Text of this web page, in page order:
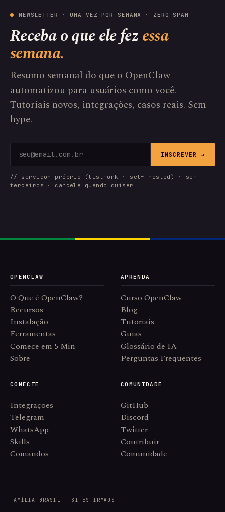
NEWSLETTER · UMA VEZ POR SEMANA · ZERO SPAM
Receba o que ele fezessa
semana.
Resumo semanal do que o OpenClaw
automatizou para usuários como você.
Tutoriais novos, integrações, casos reais. Sem
hype.
INSCREVER →
// servidor próprio (listmonk · self-hosted) · sem
terceiros · cancele quando quiser
OPENCLAW
O Que é OpenClaw?
Recursos
Instalação
Ferramentas
Comece em 5 Min
Sobre
APRENDA
Curso OpenClaw
Blog
Tutoriais
Guias
Glossário de IA
Perguntas Frequentes
CONECTE
Integrações
Telegram
WhatsApp
Skills
Comandos
COMUNIDADE
GitHub
Discord
Twitter
Contribuir
Comunidade
FAMÍLIA BRASIL — SITES IRMÃOS